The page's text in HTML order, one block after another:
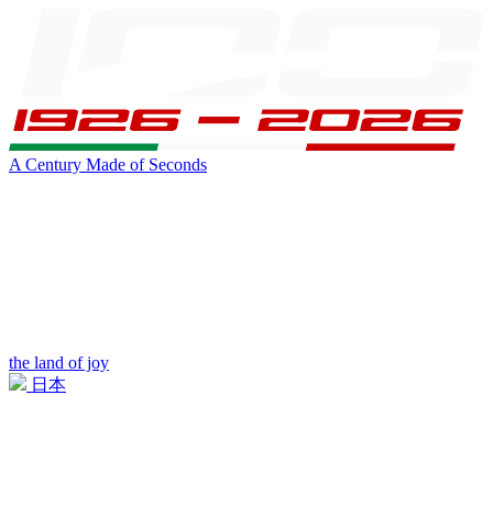
A Century Made of Seconds
the land of joy
日本